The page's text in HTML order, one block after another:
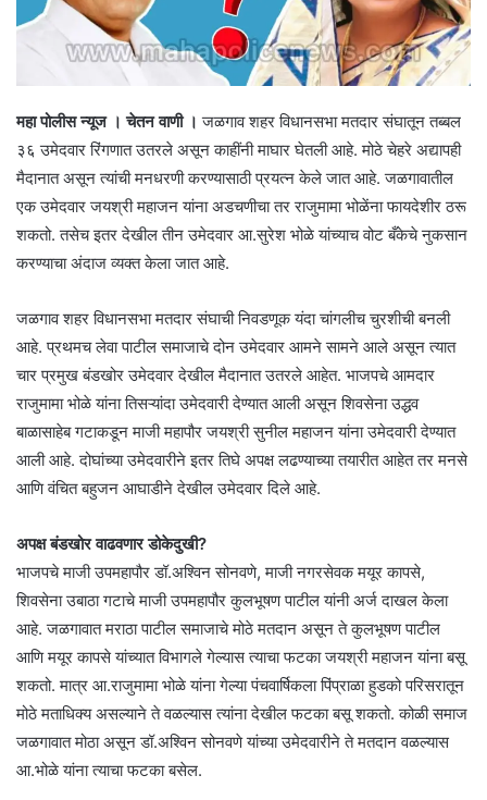
महा पोलीस न्यूज । चेतन वाणी । जळगाव शहर विधानसभा मतदार संघातून तब्बल
३६ उमेदवार रिंगणात उतरले असून काहींनी माघार घेतली आहे. मोठे चेहरे अद्यापही
मैदानात असून त्यांची मनधरणी करण्यासाठी प्रयत्न केले जात आहे. जळगावातील
एक उमेदवार जयश्री महाजन यांना अडचणीचा तर राजुमामा भोळेंना फायदेशीर ठरू
शकतो. तसेच इतर देखील तीन उमेदवार आ.सुरेश भोळे यांच्याच वोट बँकेचे नुकसान
करण्याचा अंदाज व्यक्त केला जात आहे.
जळगाव शहर विधानसभा मतदार संघाची निवडणूक यंदा चांगलीच चुरशीची बनली
आहे. प्रथमच लेवा पाटील समाजाचे दोन उमेदवार आमने सामने आले असून त्यात
चार प्रमुख बंडखोर उमेदवार देखील मैदानात उतरले आहेत. भाजपचे आमदार
राजुमामा भोळे यांना तिसऱ्यांदा उमेदवारी देण्यात आली असून शिवसेना उद्धव
बाळासाहेब गटाकडून माजी महापौर जयश्री सुनील महाजन यांना उमेदवारी देण्यात
आली आहे. दोघांच्या उमेदवारीने इतर तिघे अपक्ष लढण्याच्या तयारीत आहेत तर मनसे
आणि वंचित बहुजन आघाडीने देखील उमेदवार दिले आहे.
अपक्ष बंडखोर वाढवणार डोकेदुखी?
भाजपचे माजी उपमहापौर डॉ.अश्विन सोनवणे, माजी नगरसेवक मयूर कापसे,
शिवसेना उबाठा गटाचे माजी उपमहापौर कुलभूषण पाटील यांनी अर्ज दाखल केला
आहे. जळगावात मराठा पाटील समाजाचे मोठे मतदान असून ते कुलभूषण पाटील
आणि मयूर कापसे यांच्यात विभागले गेल्यास त्याचा फटका जयश्री महाजन यांना बसू
शकतो. मात्र आ.राजुमामा भोळे यांना गेल्या पंचवार्षिकला पिंप्राळा हुडको परिसरातून
मोठे मताधिक्य असल्याने ते वळल्यास त्यांना देखील फटका बसू शकतो. कोळी समाज
जळगावात मोठा असून डॉ.अश्विन सोनवणे यांच्या उमेदवारीने ते मतदान वळल्यास
आ.भोळे यांना त्याचा फटका बसेल.